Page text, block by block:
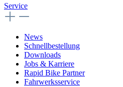
Service
News
Schnellbestellung
Downloads
Jobs & Karriere
Rapid Bike Partner
Fahrwerksservice